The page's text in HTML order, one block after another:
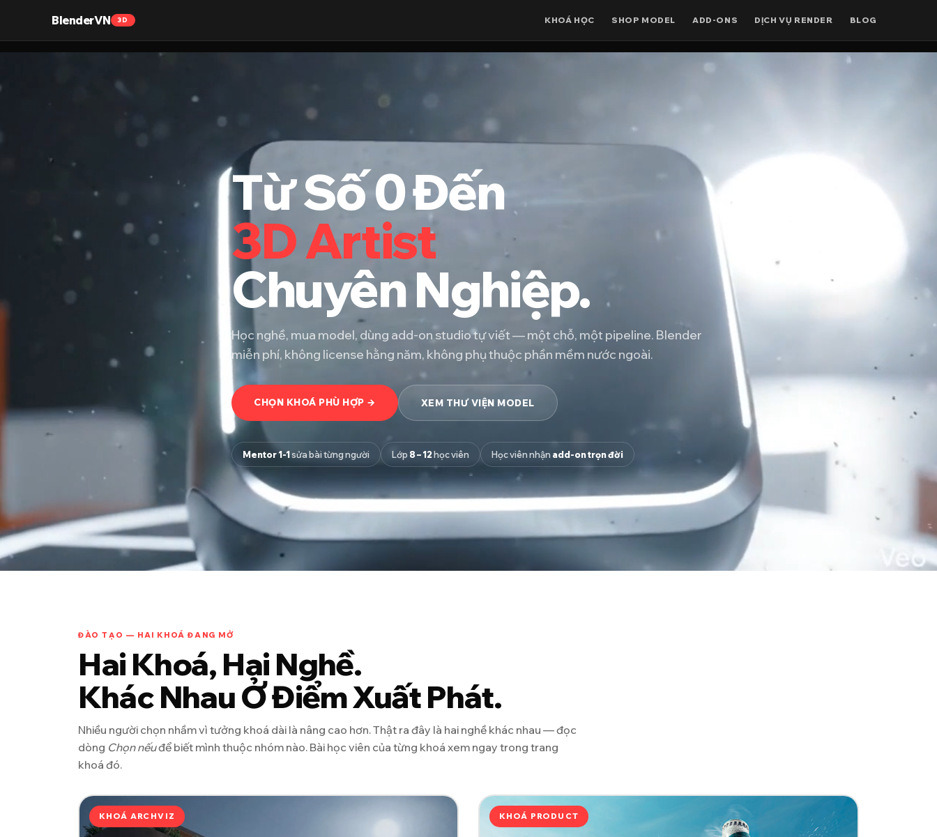
BlenderVN 3D KHOÁ HỌC SHOP MODEL ADD-ONS DỊCH VỤ RENDER BLOG
Từ Số 0 Đến
3D Artist
Chuyên Nghiệp.
Học nghề, mua model, dùng add-on studio tự viết — một chỗ, một pipeline. Blender
miễn phí, không license hằng năm, không phụ thuộc phần mềm nước ngoài.
CHỌN KHOÁ PHÙ HỢP → XEM THƯ VIỆN MODEL
Mentor 1-1sửa bài từng người Lớp 8 – 12học viên Học viên nhận add-on trọn đời
ĐÀO TẠO — HAI KHOÁ ĐANG MỞ
Hai Khoá, Hai Nghề.
Khác Nhau Ở Điểm Xuất Phát.
Nhiều người chọn nhầm vì tưởng khoá dài là nâng cao hơn. Thật ra đây là hai nghề khác nhau — đọc
dòng Chọn nếuđể biết mình thuộc nhóm nào. Bài học viên của từng khoá xem ngay trong trang
khoá đó.
KHOÁ ARCHVIZ KHOÁ PRODUCT